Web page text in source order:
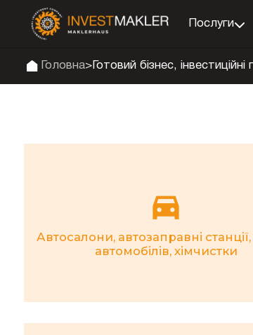
Послуги
Головна>Готовий бізнес,
Автосалони, автозаправні
автомобілів, хімчистки